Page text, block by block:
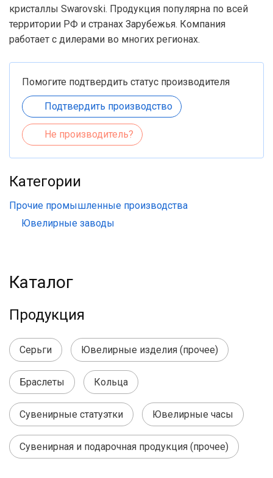
кристаллы Swarovski. Продукция популярна по всей
территории РФ и странах Зарубежья. Компания
работает с дилерами во многих регионах.
Помогите подтвердить статус производителя
Подтвердить производство
Не производитель?
Категории
Прочие промышленные производства
Ювелирные заводы
Каталог
Продукция
Серьги Ювелирные изделия (прочее)
Браслеты Кольца
Сувенирные статуэтки Ювелирные часы
Сувенирная и подарочная продукция (прочее)